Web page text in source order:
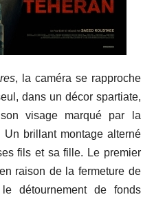
, la caméra se rapproche
dans un décor spartiate,
visage marqué par la
brillant montage alterné
fils et sa fille. Le premier
raison de la fermeture de
détournement de fonds